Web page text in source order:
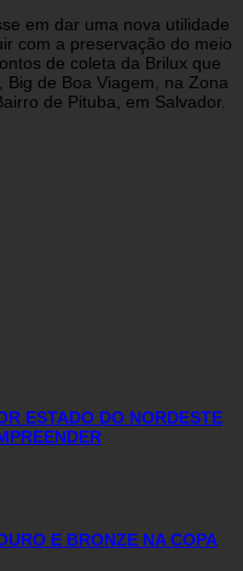
em dar uma nova utilidade
com a preservação do meio
de coleta da Brilux que
de Boa Viagem, na Zona
de Pituba, em Salvador.
ESTADO DO NORDESTE
E BRONZE NA COPA